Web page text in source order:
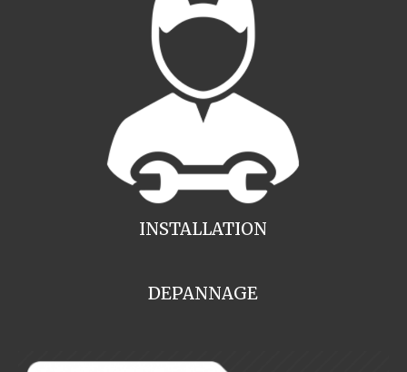
INSTALLATION
DEPANNAGE